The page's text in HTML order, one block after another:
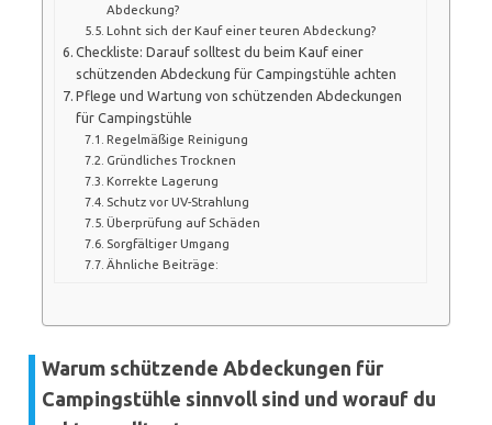
Abdeckung?
Lohnt sich der Kauf einer teuren Abdeckung?
Checkliste: Darauf solltest du beim Kauf einer
schützenden Abdeckung für Campingstühle achten
Pflege und Wartung von schützenden Abdeckungen
für Campingstühle
Regelmäßige Reinigung
Gründliches Trocknen
Korrekte Lagerung
Schutz vor UV-Strahlung
Überprüfung auf Schäden
Sorgfältiger Umgang
Ähnliche Beiträge:
Warum schützende Abdeckungen für
Campingstühle sinnvoll sind und worauf du